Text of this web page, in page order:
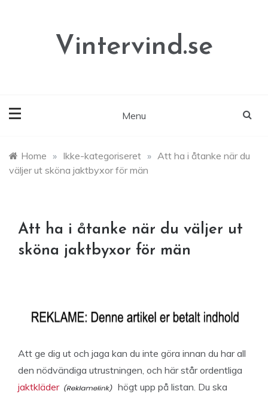
Vintervind.se
Menu
Home » Ikke-kategoriseret » Att ha i åtanke när du
väljer ut sköna jaktbyxor för män
Att ha i åtanke när du väljer ut
sköna jaktbyxor för män
Att ge dig ut och jaga kan du inte göra innan du har all
den nödvändiga utrustningen, och här står ordentliga
jaktkläder
högt upp på listan. Du ska